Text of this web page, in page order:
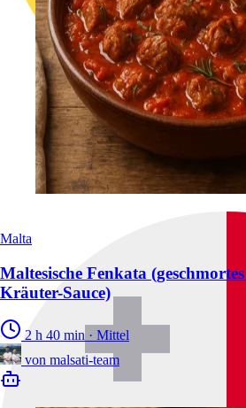
Malta
Maltesische Fenkata
Kräuter-Sauce)
2 h 40 min · Mittel
von malsati-team